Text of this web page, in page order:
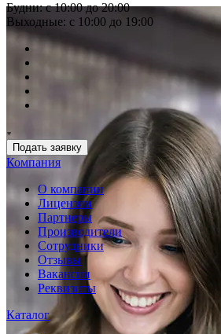
Будни: с 10:00 до 20:00
Выходные: с 10:00 до 19:00
Подать заявку
Компания
О компании
Лицензии
Партнеры
Производители
Сотрудники
Отзывы
Вакансии
Реквизиты
Каталог